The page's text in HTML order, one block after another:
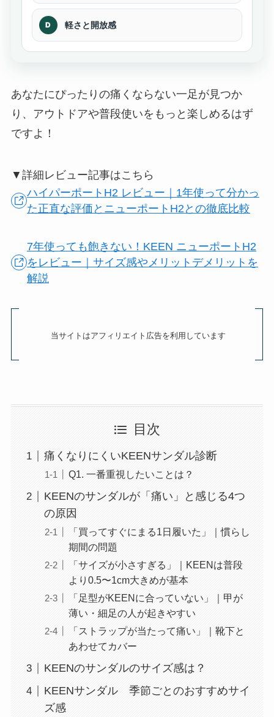
D 軽さと開放感
あなたにぴったりの痛くならない一足が見つか
り、アウトドアや普段使いをもっと楽しめるはず
ですよ！
▼詳細レビュー記事はこちら
ハイパーポートH2 レビュー｜1年使って分かっ
た正直な評価とニューポートH2との徹底比較
7年使っても飽きない！KEEN ニューポートH2
をレビュー｜サイズ感やメリットデメリットを
解説
当サイトはアフィリエイト広告を利用しています
目次
痛くなりにくいKEENサンダル診断
Q1. 一番重視したいことは？
KEENのサンダルが「痛い」と感じる4つ
の原因
「買ってすぐにまる1日履いた」｜慣らし
期間の問題
「サイズが小さすぎる」｜KEENは普段
より0.5〜1cm大きめが基本
「足型がKEENに合っていない」｜甲が
薄い・細足の人が起きやすい
「ストラップが当たって痛い」｜靴下と
あわせてカバー
KEENのサンダルのサイズ感は？
KEENサンダル 季節ごとのおすすめサイ
ズ感